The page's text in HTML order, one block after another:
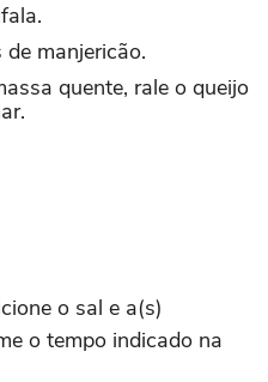
manjericão.
quente, rale o queijo
o sal e a(s)
o tempo indicado na